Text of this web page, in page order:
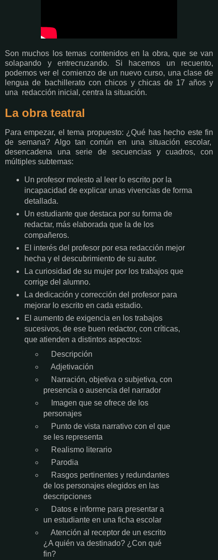
Son muchos los temas contenidos en la obra, que se van
solapando y entrecruzando. Si hacemos un recuento,
podemos ver el comienzo de un nuevo curso, una clase de
lengua de bachillerato con chicos y chicas de 17 años y
una redacción inicial, centra la situación.
La obra teatral
Para empezar, el tema propuesto: ¿Qué has hecho este fin
de semana? Algo tan común en una situación escolar,
desencadena una serie de secuencias y cuadros, con
múltiples subtemas:
Un profesor molesto al leer lo escrito por la
incapacidad de explicar unas vivencias de forma
detallada.
Un estudiante que destaca por su forma de
redactar, más elaborada que la de los
compañeros.
El interés del profesor por esa redacción mejor
hecha y el descubrimiento de su autor.
La curiosidad de su mujer por los trabajos que
corrige del alumno.
La dedicación y corrección del profesor para
mejorar lo escrito en cada estadio.
El aumento de exigencia en los trabajos
sucesivos, de ese buen redactor, con críticas,
que atienden a distintos aspectos:
Descripción
Adjetivación
Narración, objetiva o subjetiva, con
presencia o ausencia del narrador
Imagen que se ofrece de los
personajes
Punto de vista narrativo con el que
se les representa
Realismo literario
Parodia
Rasgos pertinentes y redundantes
de los personajes elegidos en las
descripciones
Datos e informe para presentar a
un estudiante en una ficha escolar
Atención al receptor de un escrito
¿A quién va destinado? ¿Con qué
fin?